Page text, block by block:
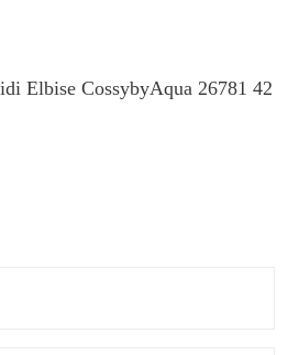
Elbise CossybyAqua 26781 42